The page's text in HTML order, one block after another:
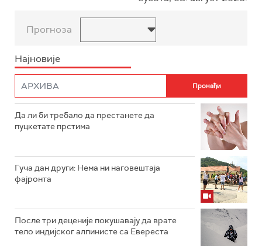
Прогноза
Најновије
Да ли би требало да престанете да
пуцкетате прстима
Гуча дан други: Нема ни наговештаја
фајронта
После три деценије покушавају да врате
тело индијског алпинисте са Евереста